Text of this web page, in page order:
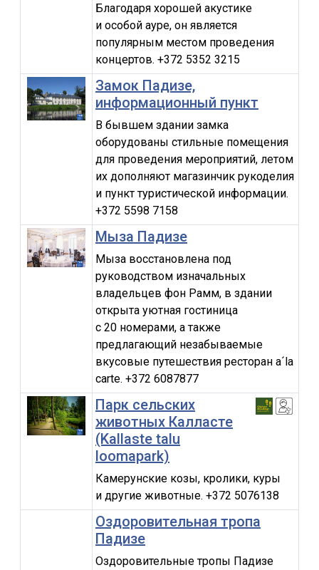
Благодаря хорошей акустике
и особой ауре, он является
популярным местом проведения
концертов. +372 5352 3215
Замок Падизе,
информационный пункт
В бывшем здании замка
оборудованы стильные помещения
для проведения мероприятий, летом
их дополняют магазинчик рукоделия
и пункт туристической информации.
+372 5598 7158
Мыза Падизе
Мыза восстановлена под
руководством изначальных
владельцев фон Рамм, в здании
открыта уютная гостиница
с 20 номерами, а также
предлагающий незабываемые
вкусовые путешествия ресторан a´la
carte. +372 6087877
Парк сельских
животных Калласте
(Kallaste talu
loomapark)
Камерунские козы, кролики, куры
и другие животные. +372 5076138
Оздоровительная тропа
Падизе
Оздоровительные тропы Падизе